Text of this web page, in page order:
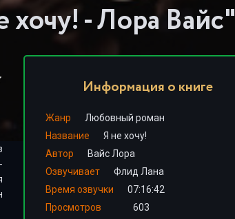
хочу! - Лора Вайс"
Информация о книге
Жанр
Любовный роман
Название
Я не хочу!
Автор
Вайс Лора
Озвучивает
Флид Лана
Время озвучки
07:16:42
Просмотров
603